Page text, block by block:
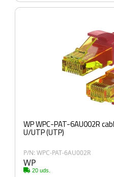
WP WPC-PAT-6AU002R
U/UTP (UTP)
P/N: WPC-PAT-6AU002R
WP
20 uds.